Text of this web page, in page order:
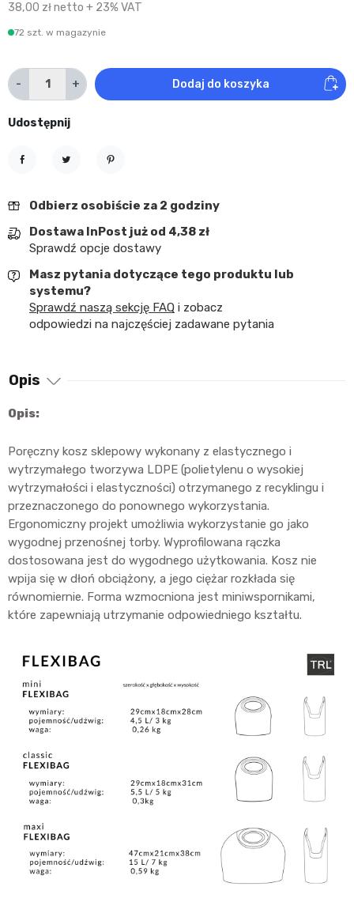
38,00 zł netto + 23% VAT
72 szt. w magazynie
- + Dodaj do koszyka
Udostępnij
Odbierz osobiście za 2 godziny
Dostawa InPost już od 4,38 zł
Sprawdź opcje dostawy
Masz pytania dotyczące tego produktu lub
systemu?
Sprawdź naszą sekcję FAQ i zobacz
odpowiedzi na najczęściej zadawane pytania
Opis
Opis:
Poręczny kosz sklepowy wykonany z elastycznego i
wytrzymałego tworzywa LDPE (polietylenu o wysokiej
wytrzymałości i elastyczności) otrzymanego z recyklingu i
przeznaczonego do ponownego wykorzystania.
Ergonomiczny projekt umożliwia wykorzystanie go jako
wygodnej przenośnej torby. Wyprofilowana rączka
dostosowana jest do wygodnego użytkowania. Kosz nie
wpija się w dłoń obciążony, a jego ciężar rozkłada się
równomiernie. Forma wzmocniona jest miniwspornikami,
które zapewniają utrzymanie odpowiedniego kształtu.